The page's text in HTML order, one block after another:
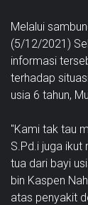
Melalui
(5/12/2021)
informasi
terhadap
usia 6 tahun,
"Kami tak tau
S.Pd.i juga
tua dari bayi
bin Kaspen
atas penyakit